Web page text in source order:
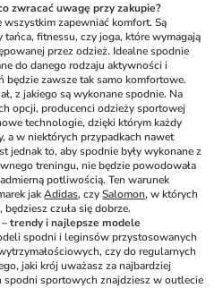
zwracać uwagę przy zakupie?
zapewniać komfort. Są
fitnessu, czy joga, które wymagają
przez odzież. Idealne spodnie
do danego rodzaju aktywności i
będzie zawsze tak samo komfortowe.
z jakiego są wykonane spodnie. Na
opcji, producenci odzieży sportowej
technologie, dzięki którym każdy
a w niektórych przypadkach nawet
jednak to, aby spodnie były wykonane z
treningu, nie będzie powodowała
potliwością. Ten warunek
jak Adidas, czy Salomon, w których
czuła się dobrze.
trendy i najlepsze modele
spodni i leginsów przystosowanych
czy do regularnych
jaki krój uważasz za najbardziej
sportowych znajdziesz w outlecie